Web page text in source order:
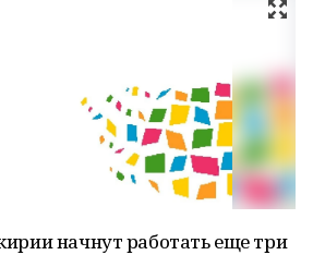
начнут работать еще три